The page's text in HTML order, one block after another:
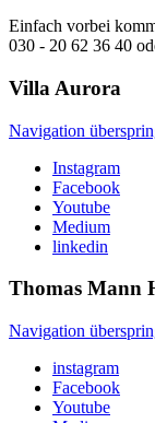
Einfach vorbei
030 - 20 62 36 40
Villa Aurora
Navigation
Instagram
Facebook
Youtube
Medium
linkedin
Thomas Mann
Navigation
instagram
Facebook
Youtube